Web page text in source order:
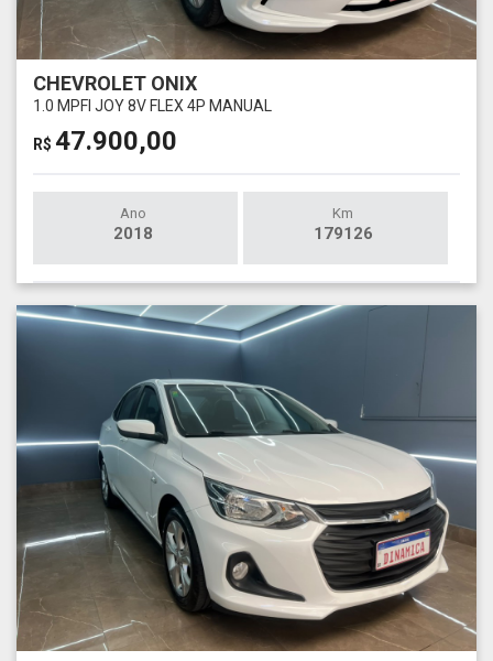
CHEVROLET ONIX
1.0 MPFI JOY 8V FLEX 4P MANUAL
R$ 47.900,00
Ano
2018
Km
179126